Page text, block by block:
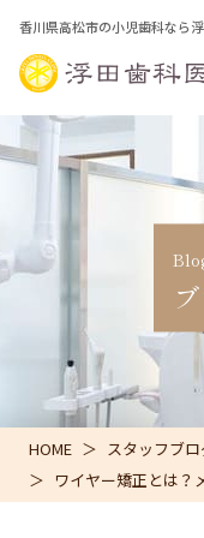
香川県高松市の小児歯科なら
HOME スタッフブ
ワイヤー矯正とは？